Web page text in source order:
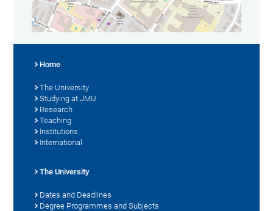
Home
The University
Studying at JMU
Research
Teaching
Institutions
International
The University
Dates and Deadlines
Degree Programmes and Subjects